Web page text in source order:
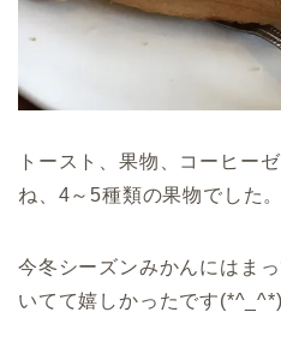
トースト、果物、コーヒー
ね、4～5種類の果物でした。
今冬シーズンみかんにはま
いてて嬉しかったです(*^_^*)